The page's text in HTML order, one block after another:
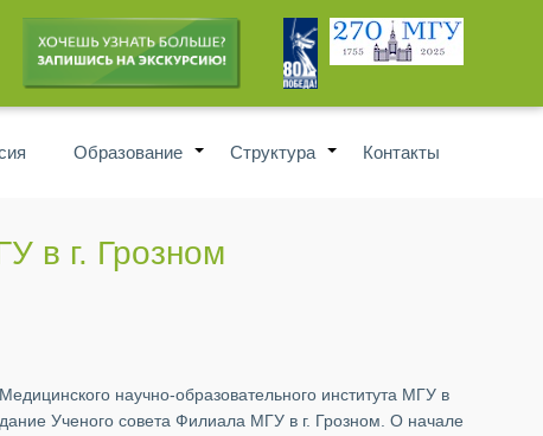
Образование Структура Контакты
в г. Грозном
научно-образовательного института МГУ в
Ученого совета Филиала МГУ в г. Грозном. О начале